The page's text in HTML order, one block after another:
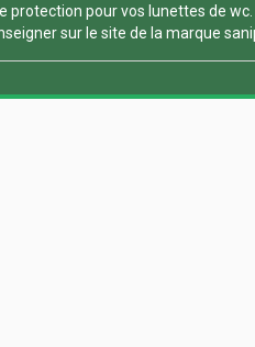
protection pour vos lunettes de wc
sur le site de la marque